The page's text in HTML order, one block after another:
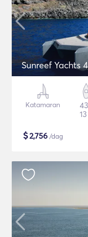
Sunreef Yachts
Katamaran
$2,756 /dag